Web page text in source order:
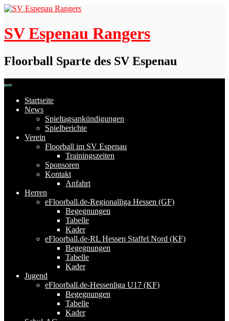
Skip
content
SV Espenau Rangers
Floorball Sparte des SV Espenau
Startseite
News
Spieltagsankündigungen
Spielberichte
Verein
Floorball im SV Espenau
Trainingszeiten
Sponsoren
Kontakt
Anfahrt
Herren
eFloorball.de-Regionalliga Hessen (GF)
Begegnungen
Tabelle
Kader
eFloorball.de-RL Hessen Staffel Nord (KF)
Begegnungen
Tabelle
Kader
Jugend
eFloorball.de-Hessenliga U17 (KF)
Begegnungen
Tabelle
Kader